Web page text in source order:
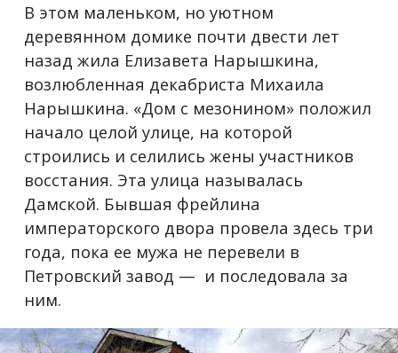
В этом маленьком, но уютном
деревянном домике почти двести лет
назад жила Елизавета Нарышкина,
возлюбленная декабриста Михаила
Нарышкина. «Дом с мезонином» положил
начало целой улице, на которой
строились и селились жены участников
восстания. Эта улица называлась
Дамской. Бывшая фрейлина
императорского двора провела здесь три
года, пока ее мужа не перевели в
Петровский завод — и последовала за
ним.